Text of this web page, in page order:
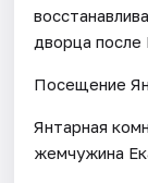
дворца
Посещение
Янтарная
жемчужина